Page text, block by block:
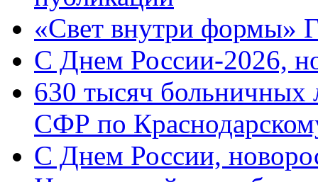
«Свет внутри формы»
C Днем России-2026,
630 тысяч больничных
СФР по
C Днем России,